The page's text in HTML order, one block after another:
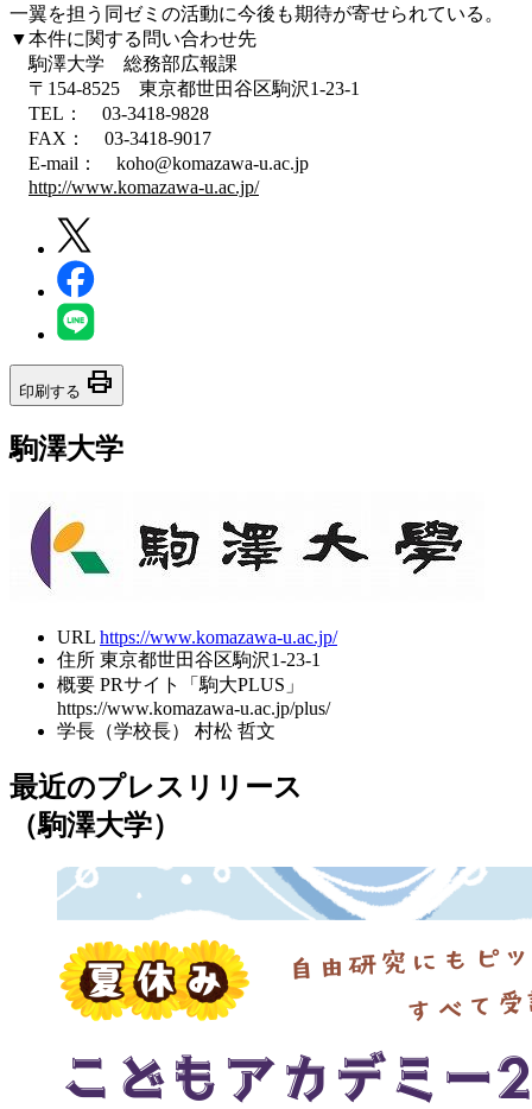
一翼を担う同ゼミの活動に今後も期待が寄せられている。
▼本件に関する問い合わせ先
駒澤大学 総務部広報課
〒154-8525 東京都世田谷区駒沢1-23-1
TEL： 03-3418-9828
FAX： 03-3418-9017
E-mail： koho@komazawa-u.ac.jp
http://www.komazawa-u.ac.jp/
印刷する print
駒澤大学
URL https://www.komazawa-u.ac.jp/
住所 東京都世田谷区駒沢1-23-1
概要 PRサイト「駒大PLUS」
https://www.komazawa-u.ac.jp/plus/
学長（学校長）
村松 哲文
最近のプレスリリース
（駒澤大学）